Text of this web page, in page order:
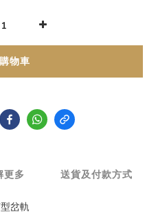
物車
更多 送貨及付款方式
岔軌